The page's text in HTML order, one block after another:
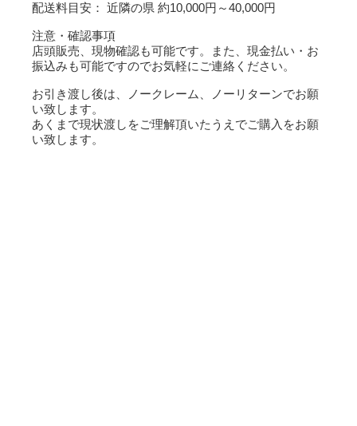
配送料目安： 近隣の県 約10,000円～40,000円
注意・確認事項
店頭販売、現物確認も可能です。また、現金払い・お
振込みも可能ですのでお気軽にご連絡ください。
お引き渡し後は、ノークレーム、ノーリターンでお願
い致します。
あくまで現状渡しをご理解頂いたうえでご購入をお願
い致します。